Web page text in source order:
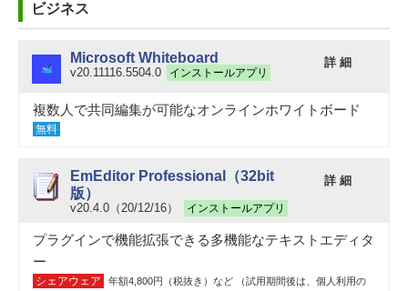
ビジネス
Microsoft Whiteboard
v20.11116.5504.0 インストールアプリ
詳 細
複数人で共同編集が可能なオンラインホワイトボード
無料
EmEditor Professional（32bit
版）
v20.4.0（20/12/16） インストールアプリ
詳 細
プラグインで機能拡張できる多機能なテキストエディタ
ー
シェアウェア
年額4,800円（税抜き）など （試用期間後は、個人利用の